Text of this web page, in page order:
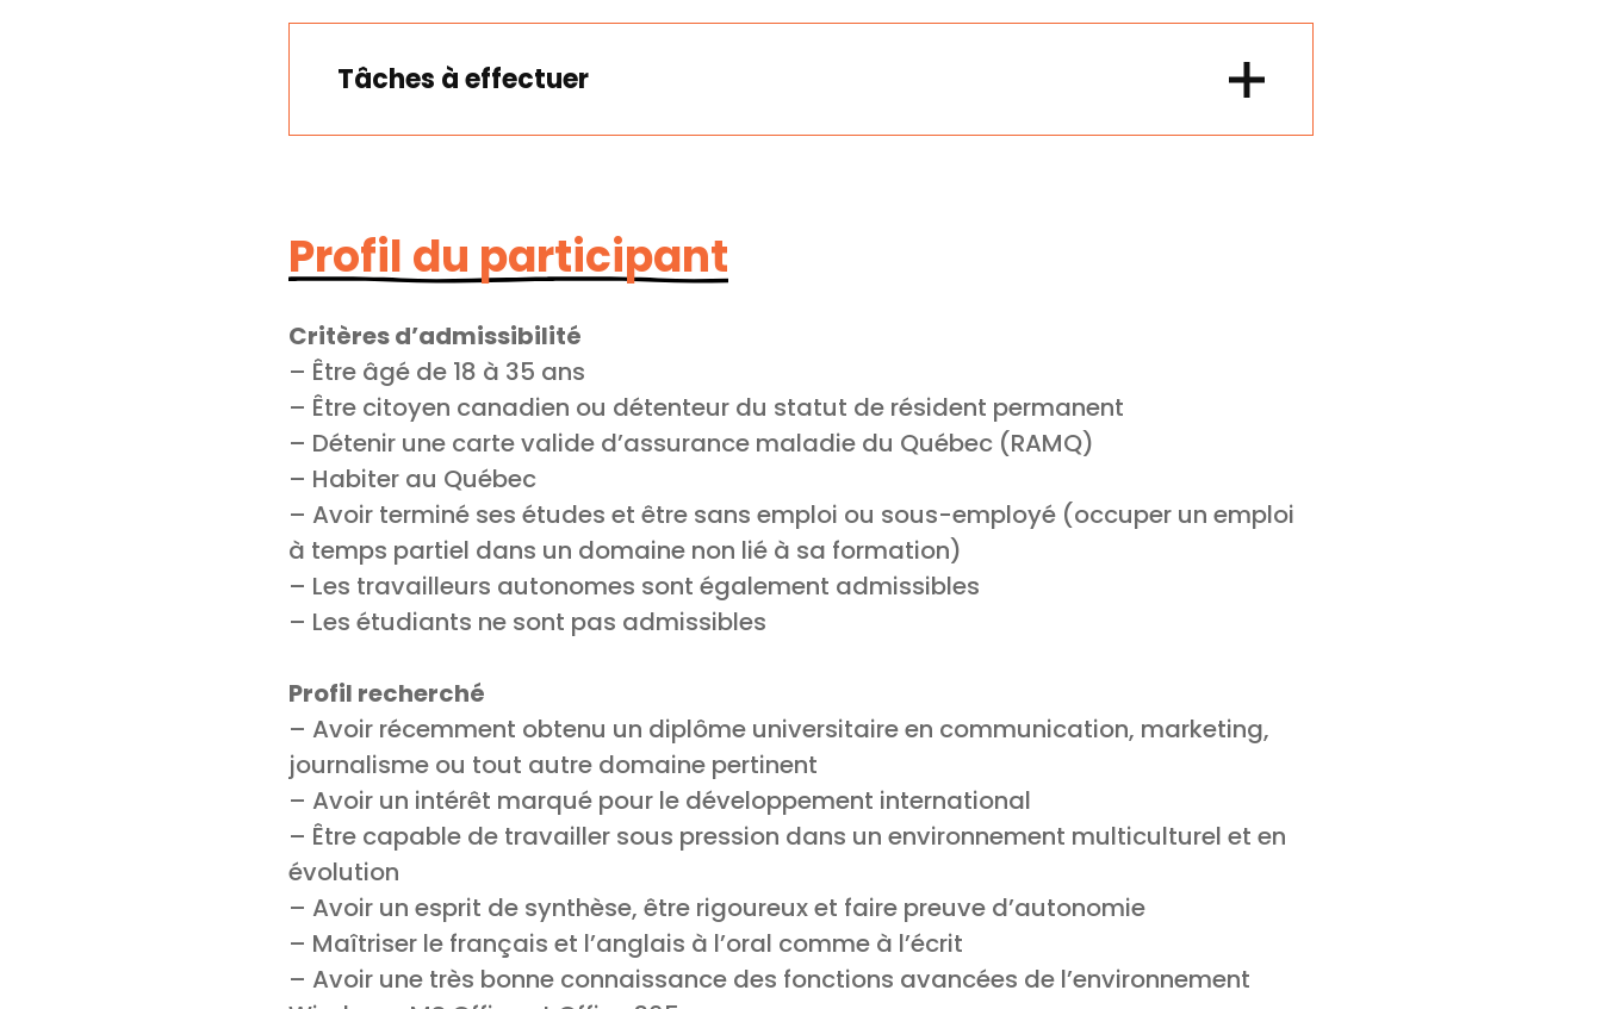
Tâches à effectuer
Profil du participant
Critères d’admissibilité
– Être âgé de 18 à 35 ans
– Être citoyen canadien ou détenteur du statut de résident permanent
– Détenir une carte valide d’assurance maladie du Québec (RAMQ)
– Habiter au Québec
– Avoir terminé ses études et être sans emploi ou sous-employé (occuper un emploi
à temps partiel dans un domaine non lié à sa formation)
– Les travailleurs autonomes sont également admissibles
– Les étudiants ne sont pas admissibles
Profil recherché
– Avoir récemment obtenu un diplôme universitaire en communication, marketing,
journalisme ou tout autre domaine pertinent
– Avoir un intérêt marqué pour le développement international
– Être capable de travailler sous pression dans un environnement multiculturel et en
évolution
– Avoir un esprit de synthèse, être rigoureux et faire preuve d’autonomie
– Maîtriser le français et l’anglais à l’oral comme à l’écrit
– Avoir une très bonne connaissance des fonctions avancées de l’environnement